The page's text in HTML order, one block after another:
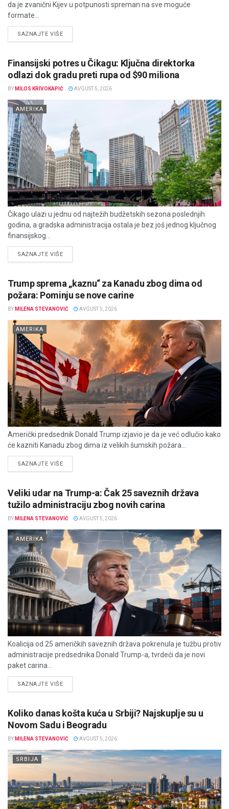
da je zvanični Kijev u potpunosti spreman na sve moguće
formate...
SAZNAJTE VIŠEDETAILS
Finansijski potres u Čikagu: Ključna direktorka
odlazi dok gradu preti rupa od $90 miliona
BY MILOS KRIVOKAPIĆ AVGUST 5, 2026
AMERIKA
Čikago ulazi u jednu od najtežih budžetskih sezona poslednjih
godina, a gradska administracija ostala je bez još jednog ključnog
finansijskog...
SAZNAJTE VIŠEDETAILS
Trump sprema „kaznu“ za Kanadu zbog dima od
požara: Pominju se nove carine
BY MILENA STEVANOVIĆ AVGUST 5, 2026
AMERIKA
Američki predsednik Donald Trump izjavio je da je već odlučio kako
će kazniti Kanadu zbog dima iz velikih šumskih požara...
SAZNAJTE VIŠEDETAILS
Veliki udar na Trump-a: Čak 25 saveznih država
tužilo administraciju zbog novih carina
BY MILENA STEVANOVIĆ AVGUST 5, 2026
AMERIKA
Koalicija od 25 američkih saveznih država pokrenula je tužbu protiv
administracije predsednika Donald Trump-a, tvrdeći da je novi
paket carina...
SAZNAJTE VIŠEDETAILS
Koliko danas košta kuća u Srbiji? Najskuplje su u
Novom Sadu i Beogradu
BY MILENA STEVANOVIĆ AVGUST 5, 2026
SRBIJA